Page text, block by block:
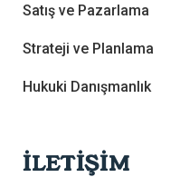
Satış ve Pazarlama
Strateji ve Planlama
Hukuki Danışmanlık
İLETİŞİM